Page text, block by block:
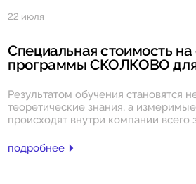
22 июля
Специальная стоимость
программы СКОЛКОВО
Результатом обучения становятся
теоретические знания, а
происходят внутри компании всего
подробнее